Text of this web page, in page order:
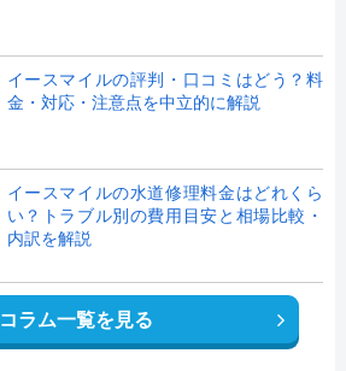
イースマイルの評判・口コミはどう？料
金・対応・注意点を中立的に解説
イースマイルの水道修理料金はどれくら
い？トラブル別の費用目安と相場比較・
内訳を解説
コラム一覧を見る